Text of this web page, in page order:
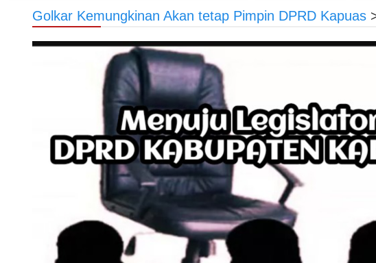
Golkar Kemungkinan Akan tetap Pimpin DPRD Kapuas